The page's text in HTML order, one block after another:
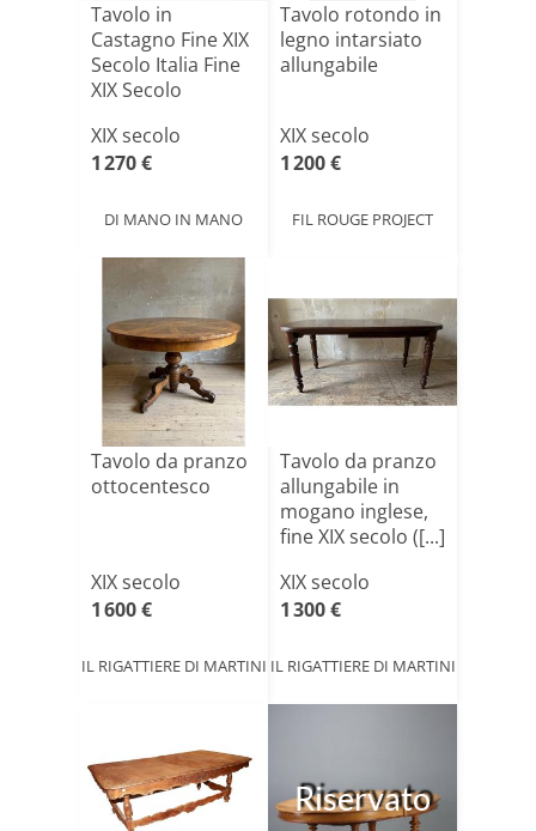
Tavolo in
Castagno Fine XIX
Secolo Italia Fine
XIX Secolo
XIX secolo
1 270 €
DI MANO IN MANO
Tavolo rotondo in
legno intarsiato
allungabile
XIX secolo
1 200 €
FIL ROUGE PROJECT
Tavolo da pranzo
ottocentesco
XIX secolo
1 600 €
IL RIGATTIERE DI MARTINI
Tavolo da pranzo
allungabile in
mogano inglese,
fine XIX secolo ([...]
XIX secolo
1 300 €
IL RIGATTIERE DI MARTINI
Riservato